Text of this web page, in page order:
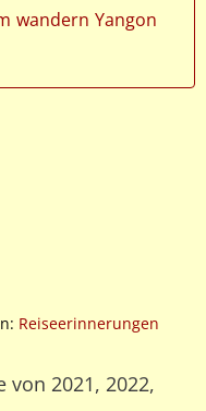
wandern Yangon
Reiseerinnerungen
von 2021, 2022,